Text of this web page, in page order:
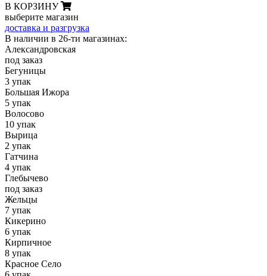
В КОРЗИНУ
выберите магазин
доставка и разгрузка
В наличии в 26-ти магазинах:
Александровская
под заказ
Бегуницы
3 упак
Большая Ижора
5 упак
Волосово
10 упак
Вырица
2 упак
Гатчина
4 упак
Глебычево
под заказ
Жельцы
7 упак
Кикерино
6 упак
Кирпичное
8 упак
Красное Село